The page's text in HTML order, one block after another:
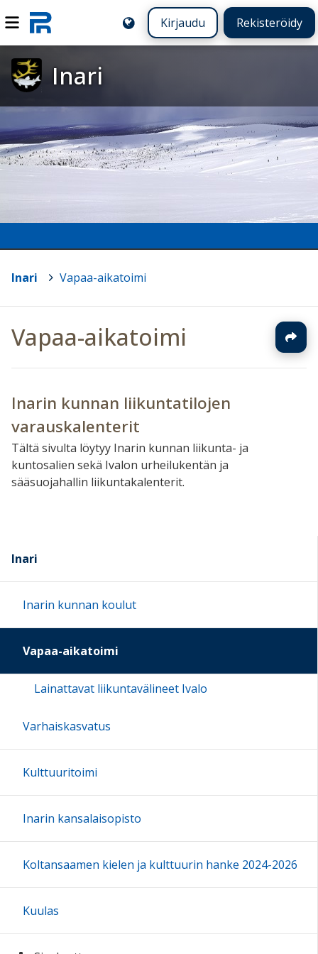
Kirjaudu Rekisteröidy
Inari
Inari Vapaa-aikatoimi
Vapaa-aikatoimi
Inarin kunnan liikuntatilojen
varauskalenterit
Tältä sivulta löytyy Inarin kunnan liikunta- ja
kuntosalien sekä Ivalon urheilukentän ja
sääsuojahallin liikuntakalenterit.
Inari
Inarin kunnan koulut
Vapaa-aikatoimi
Lainattavat liikuntavälineet Ivalo
Varhaiskasvatus
Kulttuuritoimi
Inarin kansalaisopisto
Koltansaamen kielen ja kulttuurin hanke 2024-2026
Kuulas